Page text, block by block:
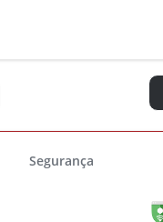
Segurança